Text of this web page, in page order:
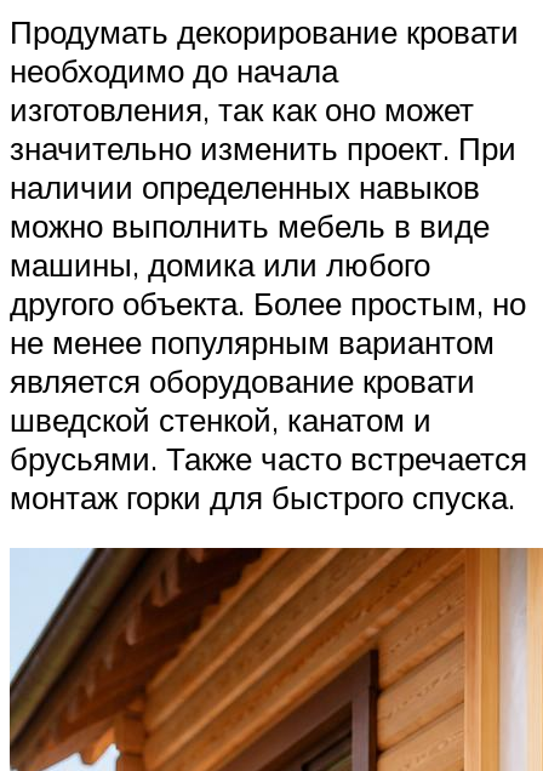
Продумать декорирование кровати
необходимо до начала
изготовления, так как оно может
значительно изменить проект. При
наличии определенных навыков
можно выполнить мебель в виде
машины, домика или любого
другого объекта. Более простым, но
не менее популярным вариантом
является оборудование кровати
шведской стенкой, канатом и
брусьями. Также часто встречается
монтаж горки для быстрого спуска.